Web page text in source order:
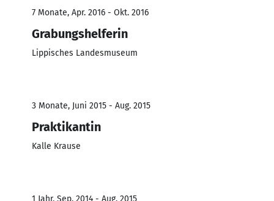
7 Monate, Apr. 2016 - Okt. 2016
Grabungshelferin
Lippisches Landesmuseum
3 Monate, Juni 2015 - Aug. 2015
Praktikantin
Kalle Krause
1 Jahr, Sep. 2014 - Aug. 2015